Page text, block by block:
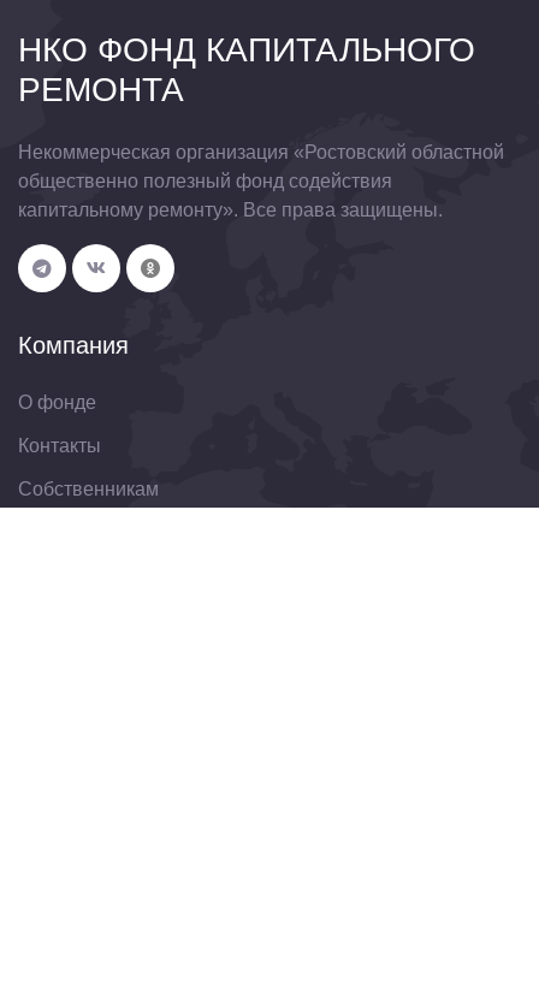
НКО ФОНД КАПИТАЛЬНОГО
РЕМОНТА
Некоммерческая организация «Ростовский областной
общественно полезный фонд содействия
капитальному ремонту». Все права защищены.
Компания
О фонде
Контакты
Собственникам